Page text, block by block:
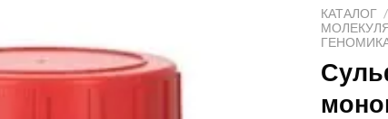
КАТАЛОГ /